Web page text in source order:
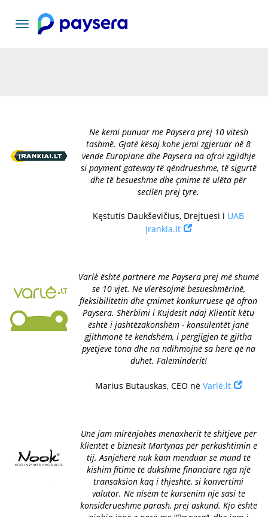
Lundrimi
toggle
Ne kemi punuar me Paysera prej 10 vitesh
tashmë. Gjatë kësaj kohe jemi zgjeruar në 8
vende Europiane dhe Paysera na ofroi zgjidhje
si payment gateway të qëndrueshme, të sigurtë
dhe të besueshme dhe çmime të ulëta për
secilën prej tyre.
Kęstutis Daukševičius, Drejtuesi i UAB
Įrankia.lt
Varlė është partnere me Paysera prej më shumë
se 10 vjet. Ne vlerësojmë besueshmërinë,
fleksibilitetin dhe çmimet konkurruese që ofron
Paysera. Shërbimi i Kujdesit ndaj Klientit këtu
është i jashtëzakonshëm - konsulentët janë
gjithmonë të këndshëm, i përgjigjen të gjitha
pyetjeve tona dhe na ndihmojnë sa herë që na
duhet. Faleminderit!
Marius Butauskas, CEO në Varlė.lt
Unë jam mirënjohës menaxherit të shitjeve për
klientët e biznesit Martynas për përkushtimin e
tij. Asnjëherë nuk kam menduar se mund të
kishim fitime të dukshme financiare nga një
transaksion kaq i thjeshtë, si konvertimi
valutor. Ne nisëm të kursenim një sasi të
konsiderueshme parash, prej askund. Kjo është